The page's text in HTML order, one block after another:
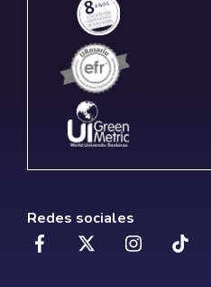
Redes sociales